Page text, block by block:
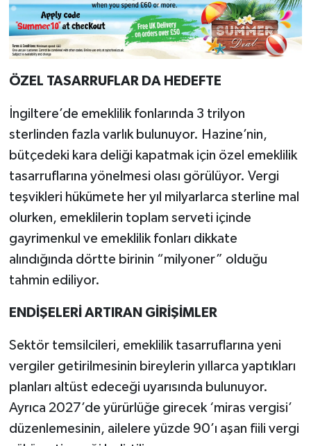
ÖZEL TASARRUFLAR DA HEDEFTE
İngiltere’de emeklilik fonlarında 3 trilyon
sterlinden fazla varlık bulunuyor. Hazine’nin,
bütçedeki kara deliği kapatmak için özel emeklilik
tasarruflarına yönelmesi olası görülüyor. Vergi
teşvikleri hükümete her yıl milyarlarca sterline mal
olurken, emeklilerin toplam serveti içinde
gayrimenkul ve emeklilik fonları dikkate
alındığında dörtte birinin “milyoner” olduğu
tahmin ediliyor.
ENDİŞELERİ ARTIRAN GİRİŞİMLER
Sektör temsilcileri, emeklilik tasarruflarına yeni
vergiler getirilmesinin bireylerin yıllarca yaptıkları
planları altüst edeceği uyarısında bulunuyor.
Ayrıca 2027’de yürürlüğe girecek ‘miras vergisi’
düzenlemesinin, ailelere yüzde 90’ı aşan fiili vergi